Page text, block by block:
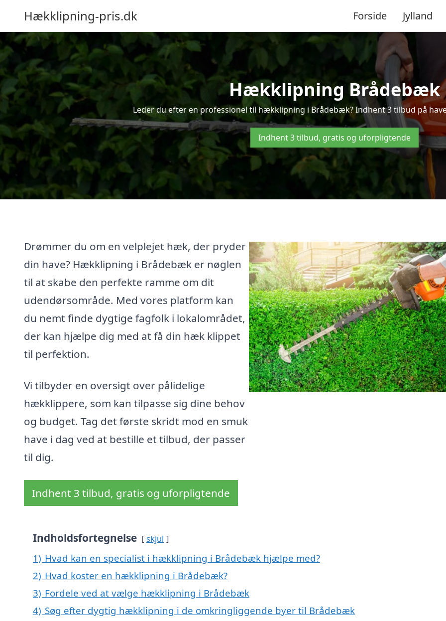
Hækklipning-pris.dk Forside Jylland
Hækklipning Brådebæk
Leder du efter en professionel til hækklipning i Brådebæk? Indhent 3 tilbud på
Indhent 3 tilbud, gratis og uforpligtende
Drømmer du om en velplejet hæk, der pryder
din have? Hækklipning i Brådebæk er nøglen
til at skabe den perfekte ramme om dit
udendørsområde. Med vores platform kan
du nemt finde dygtige fagfolk i lokalområdet,
der kan hjælpe dig med at få din hæk klippet
til perfektion.
Vi tilbyder en oversigt over pålidelige
hækklippere, som kan tilpasse sig dine behov
og budget. Tag det første skridt mod en smuk
have i dag ved at bestille et tilbud, der passer
til dig.
Indhent 3 tilbud, gratis og uforpligtende
Indholdsfortegnelse skjul
1) Hvad kan en specialist i hækklipning i Brådebæk hjælpe med?
2) Hvad koster en hækklipning i Brådebæk?
3) Fordele ved at vælge hækklipning i Brådebæk
4) Søg efter dygtig hækklipning i de omkringliggende byer til Brådebæk